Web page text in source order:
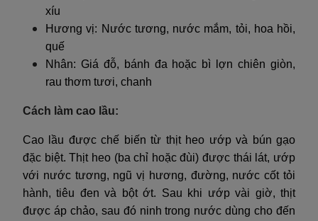
xíu
Hương vị: Nước tương, nước mắm, tỏi, hoa hồi,
quế
Nhân: Giá đỗ, bánh đa hoặc bì lợn chiên giòn,
rau thơm tươi, chanh
Cách làm cao lầu:
Cao lầu được chế biến từ thịt heo ướp và bún gạo
đặc biệt. Thịt heo (ba chỉ hoặc đùi) được thái lát, ướp
với nước tương, ngũ vị hương, đường, nước cốt tỏi
hành, tiêu đen và bột ớt. Sau khi ướp vài giờ, thịt
được áp chảo, sau đó ninh trong nước dùng cho đến